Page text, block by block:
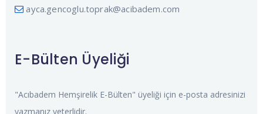
ayca.gencoglu.toprak@acibadem.com
E-Bülten Üyeliği
"Acıbadem Hemşirelik E-Bülten" üyeliği için e-posta adresinizi
yazmanız yeterlidir.